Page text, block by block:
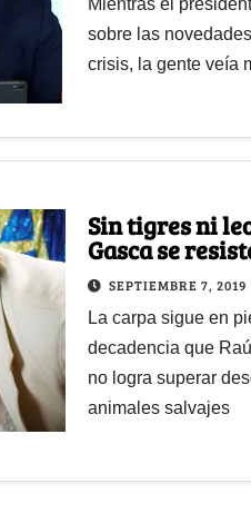
sobre las
crisis, la gente veía
Sin tigres ni
Gasca se
SEPTIEMBRE 7, 2019
La carpa sigue en
decadencia que
no logra superar
animales salvajes